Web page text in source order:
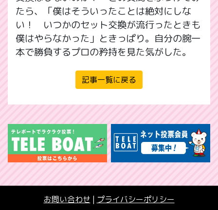
たら、「僕はそういったことは絶対にしな
い！ いつかのセット交換が流行ったときも
僕はやらなかった」ときっぱり。自分の腕一
本で勝負するプロの矜持を見た気がした。
記事一覧に戻る
お問い合わせ | プライバシーポリシー